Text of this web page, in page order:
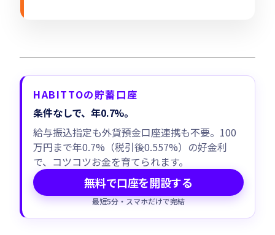
HABITTOの貯蓄口座
条件なしで、年0.7%。
給与振込指定も外貨預金口座連携も不要。100
万円まで年0.7%（税引後0.557%）の好金利
で、コツコツお金を育てられます。
無料で口座を開設する
最短5分・スマホだけで完結